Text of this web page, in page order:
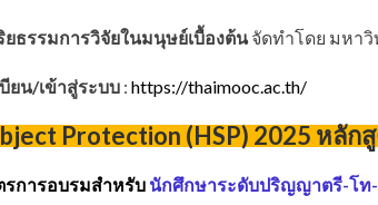
ยธรรมการวิจัยในมนุษย์เบื้องต้นจัดทำโดย มหาวิ
ยน/เข้าสู่ระบบ : https://thaimooc.ac.th/
Protection (HSP) 2025 หลัก
รการอบรมสำหรับ นักศึกษาระดับปริญญาตรี-โท-